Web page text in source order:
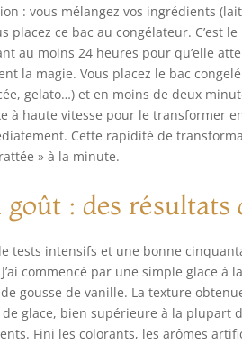
: vous mélangez vos ingrédients
placez ce bac au congélateur. C’est
au moins 24 heures pour qu’elle
la magie. Vous placez le bac
gelato…) et en moins de deux
à haute vitesse pour le transformer
Cette rapidité de
» à la minute.
goût : des résultats
tests intensifs et une bonne
commencé par une simple glace
gousse de vanille. La texture
glace, bien supérieure à la plupart
Fini les colorants, les arômes